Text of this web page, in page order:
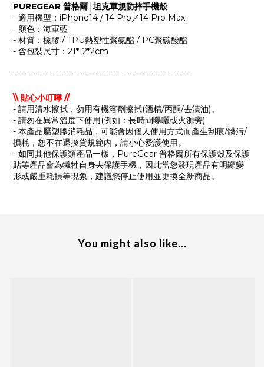
PUREGEAR 普格爾│坦克軍規防摔手機殼
- 適用機型：iPhone14 / 14 Pro／14 Pro Max
- 顏色：海軍藍
- 材質：橡膠 / TPU熱塑性聚氨酯 / PC聚碳酸酯
- 含包裝尺寸：21*12*2cm
------------------------------------------------------------
\\ 貼心小叮嚀 //
- 請用清水擦拭，勿用有機溶劑擦拭(酒精/丙酮/去漬油)。
- 請勿在異常溫度下使用(例如：長時間曝曬或火源旁)
- 本產品屬塑膠消耗品，可能會因個人使用方式而產生刮痕/髒污/
損耗，恕不在退換貨規範內，請小心愛護使用。
- 如同其他保護類產品一樣，PureGear 普格爾所有保護殼及保護
貼等產品會為犧牲自身去保護手機，因此當您發現產品有明顯變
形或嚴重耗損等現象，建議您停止使用並更換全新商品。
You might also like...